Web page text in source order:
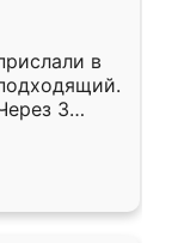
в
3